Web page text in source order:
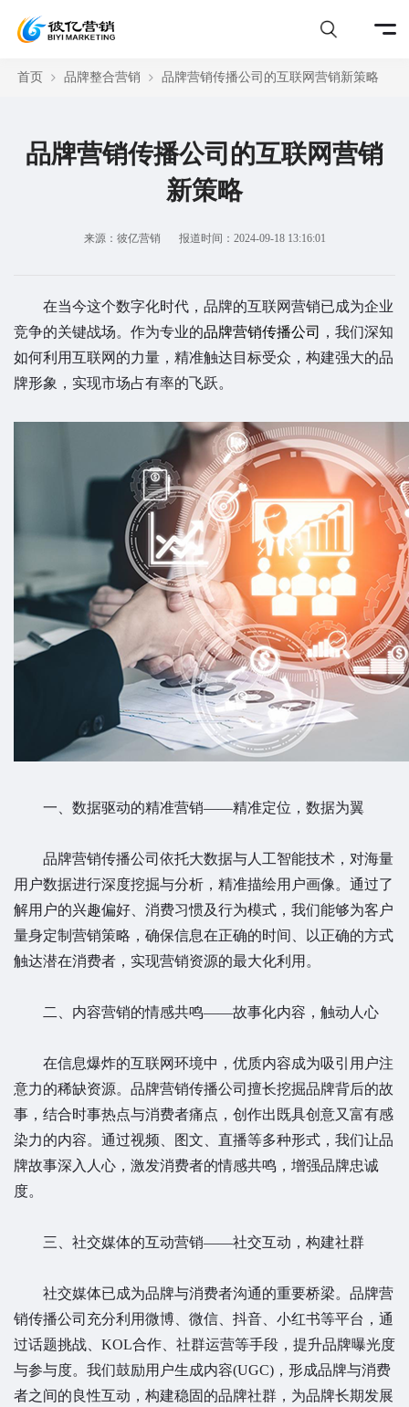
首页 品牌整合营销 品牌营销传播公司的互联网营销新策略
品牌营销传播公司的互联网营销
新策略
来源：彼亿营销 报道时间：2024-09-18 13:16:01
在当今这个数字化时代，品牌的互联网营销已成为企业
竞争的关键战场。作为专业的品牌营销传播公司
，我们深知
如何利用互联网的力量，精准触达目标受众，构建强大的品
牌形象，实现市场占有率的飞跃。
一、数据驱动的精准营销——精准定位，数据为翼
品牌营销传播公司依托大数据与人工智能技术，对海量
用户数据进行深度挖掘与分析，精准描绘用户画像。通过了
解用户的兴趣偏好、消费习惯及行为模式，我们能够为客户
量身定制营销策略，确保信息在正确的时间、以正确的方式
触达潜在消费者，实现营销资源的最大化利用。
二、内容营销的情感共鸣——故事化内容，触动人心
在信息爆炸的互联网环境中，优质内容成为吸引用户注
意力的稀缺资源。品牌营销传播公司擅长挖掘品牌背后的故
事，结合时事热点与消费者痛点，创作出既具创意又富有感
染力的内容。通过视频、图文、直播等多种形式，我们让品
牌故事深入人心，激发消费者的情感共鸣，增强品牌忠诚
度。
三、社交媒体的互动营销——社交互动，构建社群
社交媒体已成为品牌与消费者沟通的重要桥梁。品牌营
销传播公司充分利用微博、微信、抖音、小红书等平台，通
过话题挑战、KOL合作、社群运营等手段，提升品牌曝光度
与参与度。我们鼓励用户生成内容(UGC)，形成品牌与消费
者之间的良性互动，构建稳固的品牌社群，为品牌长期发展